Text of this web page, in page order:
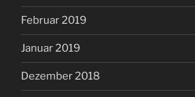
Februar 2019
Januar 2019
Dezember 2018